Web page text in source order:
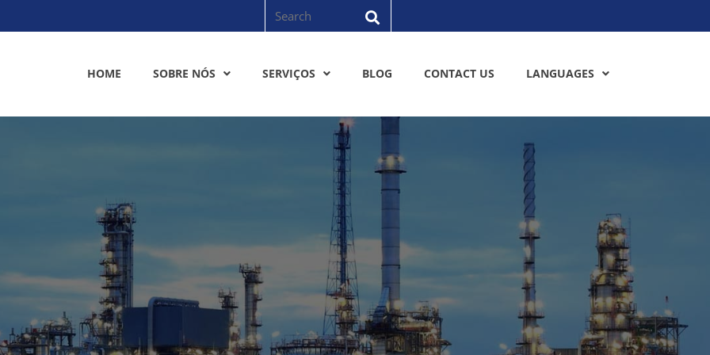
HOME SOBRE NÓS SERVIÇOS BLOG CONTACT US LANGUAGES